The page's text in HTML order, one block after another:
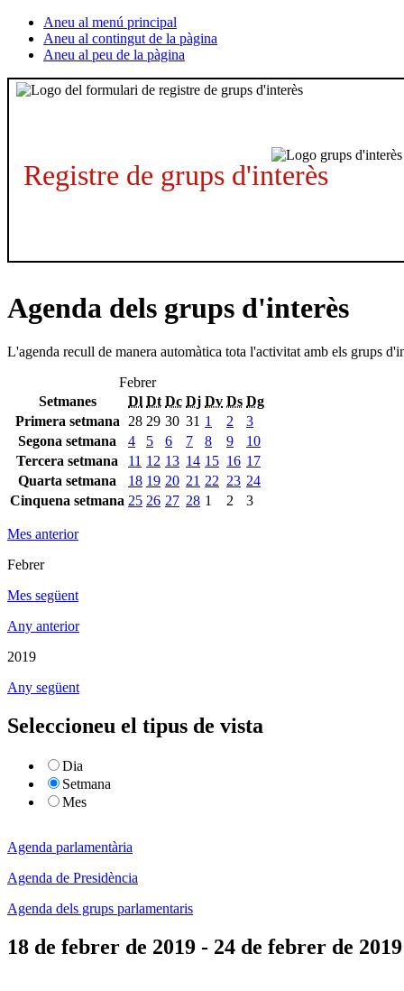
Aneu al menú principal
Aneu al contingut de la pàgina
Aneu al peu de la pàgina
Registre de grups d'interès
Agenda dels grups d'interès
L'agenda recull de manera automàtica tota l'activitat amb els grups
Febrer
Setmanes
Dl Dt Dc Dj Dv Ds Dg
Primera setmana
28 29 30 31 1 2
3
Segona setmana
4 5 6 7 8 9
10
Tercera setmana
11 12 13 14 15 16 17
Quarta setmana
18 19 20 21 22 23 24
Cinquena setmana 25 26 27 28 1 2 3
Mes anterior
Febrer
Mes següent
Any anterior
2019
Any següent
Seleccioneu el tipus de vista
Dia
Setmana
Mes
Agenda parlamentària
Agenda de Presidència
Agenda dels grups parlamentaris
18 de febrer de 2019 - 24 de febrer de 2019